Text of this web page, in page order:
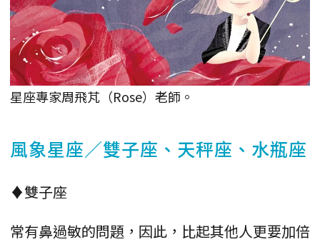
星座專家周飛芃（Rose）老師。
風象星座／雙子座、天秤座、水瓶座
♦雙子座
常有鼻過敏的問題，因此，比起其他人更要加倍